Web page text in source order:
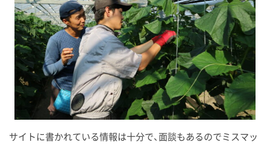
サイトに書かれている情報は十分で、面談もあるのでミスマッ